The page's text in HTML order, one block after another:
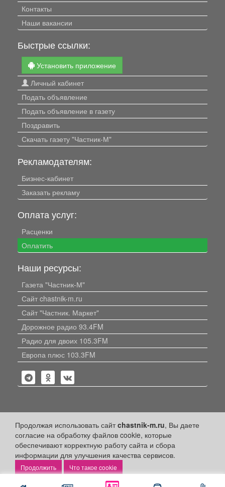
Продолжая использовать сайтchastnik-m.ru, Вы даете
согласие на обработку файлов cookie, которые
обеспечивают корректную работу сайта и сбора
информации для улучшения качества сервисов.
Что такое cookie
Контакты
Наши вакансии
Быстрые ссылки:
Установить приложение
Личный кабинет
Подать объявление
Подать объявление в газету
Поздравить
Скачать газету "Частник-М"
Рекламодателям:
Бизнес-кабинет
Заказать рекламу
Оплата услуг:
Расценки
Оплатить
Наши ресурсы:
Газета "Частник-М"
Сайт chastnik-m.ru
Сайт "Частник. Маркет"
Дорожное радио 93.4FM
Радио для двоих 105.3FM
Европа плюс 103.3FM
Политика конфиденциальности
Публикации с пометкой «Реклама», «На правах рекламы»,
«Партнёрский проект» оплачены рекламодателем.
Редакция сайта не несет ответственности за достоверность
объявлениях.